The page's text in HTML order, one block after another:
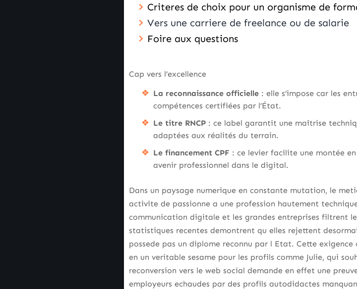
Criteres de choix pour un organisme de
Vers une carriere de freelance ou de salarie
Foire aux questions
Cap vers l’excellence
La reconnaissance officielle : elle s’impose car les
compétences certifiées par l’État.
Le titre RNCP : ce label garantit une maîtrise
adaptées aux réalités du terrain.
Le financement CPF : ce levier facilite une montée
avenir professionnel dans le digital.
Dans un paysage numerique en constante mutation, le
activite de passionne a une profession hautement
communication digitale et les grandes entreprises filtrent
statistiques recentes demontrent qu elles rejettent
possede pas un diplome reconnu par l Etat. Cette
en un veritable sesame pour les profils comme Julie, qui
reconversion vers le web social demande en effet une
employeurs echaudes par des profils autodidactes